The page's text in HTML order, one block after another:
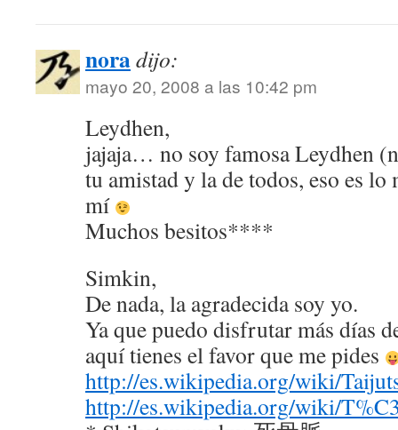
noradijo:
mayo 20, 2008 a las 10:42 pm
Leydhen,
jajaja… no soy famosa Leydhen
tu amistad y la de todos, eso es
mí
Muchos besitos****
Simkin,
De nada, la agradecida soy yo.
Ya que puedo disfrutar más días
aquí tienes el favor que me pides
http://es.wikipedia.org/wiki/
http://es.wikipedia.org/wiki/